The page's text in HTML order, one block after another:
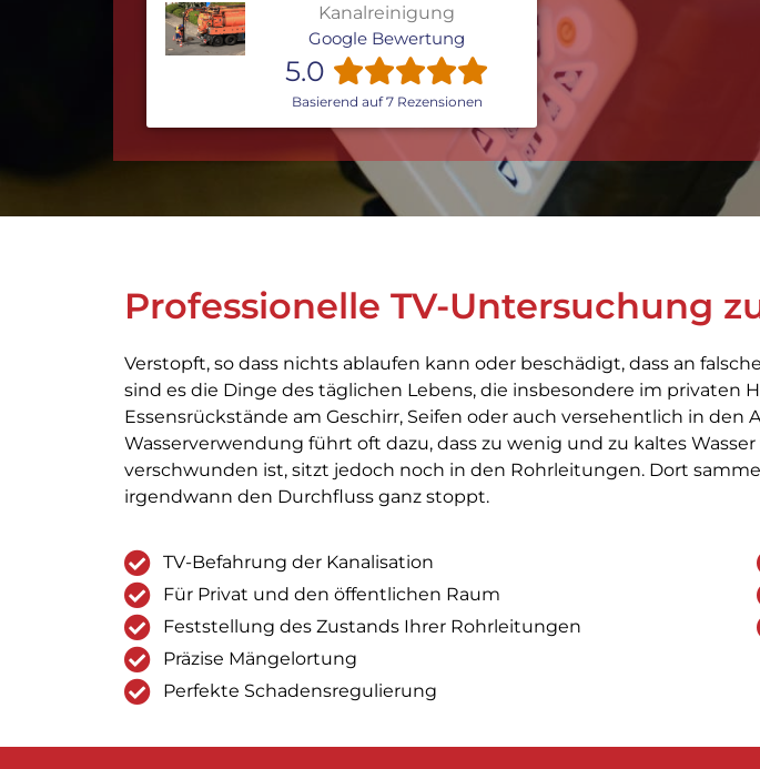
Kanalreinigung
Google Bewertung
5.0
Basierend auf 7 Rezensionen
Professionelle TV-Untersuchung
Verstopft, so dass nichts ablaufen kann oder beschädigt, dass an
sind es die Dinge des täglichen Lebens, die insbesondere im privaten
Essensrückstände am Geschirr, Seifen oder auch versehentlich in
Wasserverwendung führt oft dazu, dass zu wenig und zu kaltes
verschwunden ist, sitzt jedoch noch in den Rohrleitungen. Dort
irgendwann den Durchfluss ganz stoppt.
TV-Befahrung der Kanalisation
Für Privat und den öffentlichen Raum
Feststellung des Zustands Ihrer Rohrleitungen
Präzise Mängelortung
Perfekte Schadensregulierung